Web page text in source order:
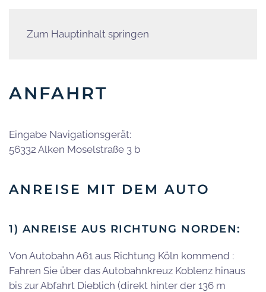
Zum Hauptinhalt springen
ANFAHRT
Eingabe Navigationsgerät:
56332 Alken Moselstraße 3 b
ANREISE MIT DEM AUTO
1) ANREISE AUS RICHTUNG NORDEN:
Von Autobahn A61 aus Richtung Köln kommend :
Fahren Sie über das Autobahnkreuz Koblenz hinaus
bis zur Abfahrt Dieblich (direkt hinter der 136 m